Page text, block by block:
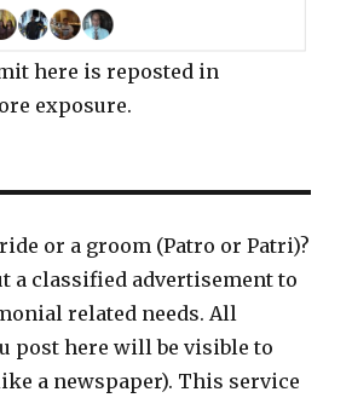
here is reposted in
exposure.
or a groom (Patro or Patri)?
a classified advertisement to
related needs. All
post here will be visible to
a newspaper). This service